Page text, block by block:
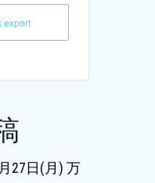
export
27日(月) 万